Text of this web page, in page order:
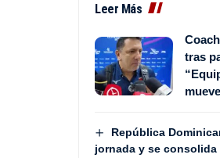
Leer Más
tras
República
jornada y se